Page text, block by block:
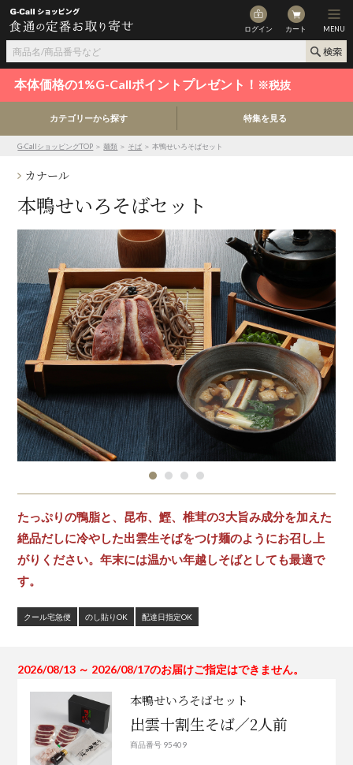
ログイン カート MENU
本体価格の1%G-Callポイントプレゼント！ ※税抜
カテゴリーから探す 特集を見る
G-CallショッピングTOP ＞麺類 ＞ そば ＞ 本鴨せいろそばセット
カナール
本鴨せいろそばセット
たっぷりの鴨脂と、昆布、鰹、椎茸の3大旨み成分を加えた
絶品だしに冷やした出雲生そばをつけ麺のようにお召し上
がりください。年末には温かい年越しそばとしても最適で
す。
クール宅急便 のし貼りOK 配達日指定OK
2026/08/13 ～ 2026/08/17のお届けご指定はできません。
本鴨せいろそばセット
出雲十割生そば／2人前
商品番号 95409